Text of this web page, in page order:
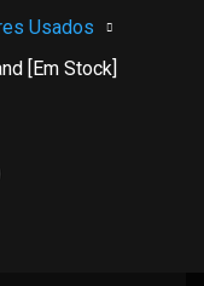
Usados
[Em Stock]